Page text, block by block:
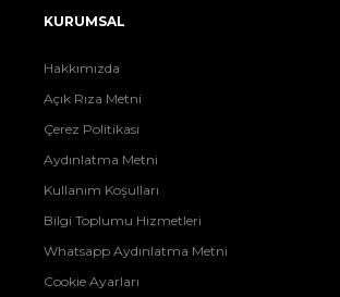
KURUMSAL
Hakkımızda
Açık Rıza Metni
Çerez Politikası
Aydınlatma Metni
Kullanım Koşulları
Bilgi Toplumu Hizmetleri
Whatsapp Aydınlatma Metni
Cookie Ayarları